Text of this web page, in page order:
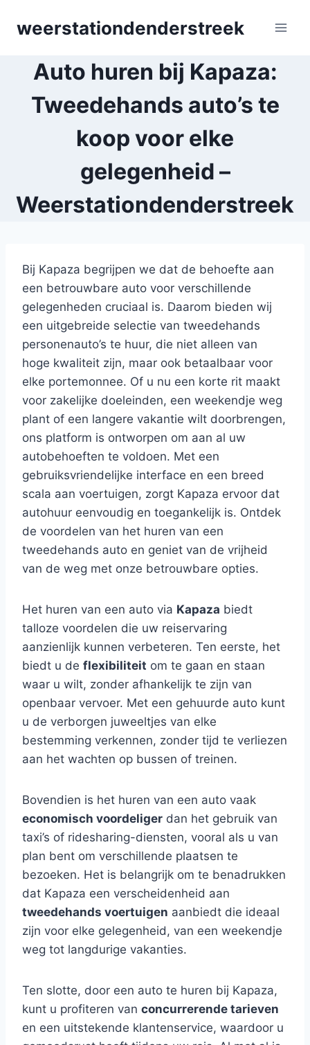
weerstationdenderstreek
Auto huren bij Kapaza:
Tweedehands auto’s te
koop voor elke
gelegenheid –
Weerstationdenderstreek
Bij Kapaza begrijpen we dat de behoefte aan
een betrouwbare auto voor verschillende
gelegenheden cruciaal is. Daarom bieden wij
een uitgebreide selectie van tweedehands
personenauto’s te huur, die niet alleen van
hoge kwaliteit zijn, maar ook betaalbaar voor
elke portemonnee. Of u nu een korte rit maakt
voor zakelijke doeleinden, een weekendje weg
plant of een langere vakantie wilt doorbrengen,
ons platform is ontworpen om aan al uw
autobehoeften te voldoen. Met een
gebruiksvriendelijke interface en een breed
scala aan voertuigen, zorgt Kapaza ervoor dat
autohuur eenvoudig en toegankelijk is. Ontdek
de voordelen van het huren van een
tweedehands auto en geniet van de vrijheid
van de weg met onze betrouwbare opties.
Het huren van een auto via Kapaza biedt
talloze voordelen die uw reiservaring
aanzienlijk kunnen verbeteren. Ten eerste, het
biedt u de flexibiliteit om te gaan en staan
waar u wilt, zonder afhankelijk te zijn van
openbaar vervoer. Met een gehuurde auto kunt
u de verborgen juweeltjes van elke
bestemming verkennen, zonder tijd te verliezen
aan het wachten op bussen of treinen.
Bovendien is het huren van een auto vaak
economisch voordeliger dan het gebruik van
taxi’s of ridesharing-diensten, vooral als u van
plan bent om verschillende plaatsen te
bezoeken. Het is belangrijk om te benadrukken
dat Kapaza een verscheidenheid aan
tweedehands voertuigen aanbiedt die ideaal
zijn voor elke gelegenheid, van een weekendje
weg tot langdurige vakanties.
Ten slotte, door een auto te huren bij Kapaza,
kunt u profiteren van concurrerende tarieven
en een uitstekende klantenservice, waardoor u